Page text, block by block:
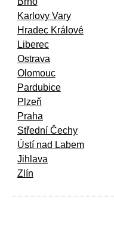
Karlovy Vary
Hradec Králové
Liberec
Ostrava
Olomouc
Pardubice
Plzeň
Praha
Střední Čechy
Ústí nad Labem
Jihlava
Zlín